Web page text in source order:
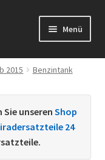
Menü
2015
Benzintank
unseren Shop
24